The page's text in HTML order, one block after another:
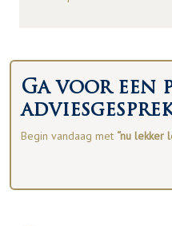
Ga voor een
Begin vandaag met “nu lekker